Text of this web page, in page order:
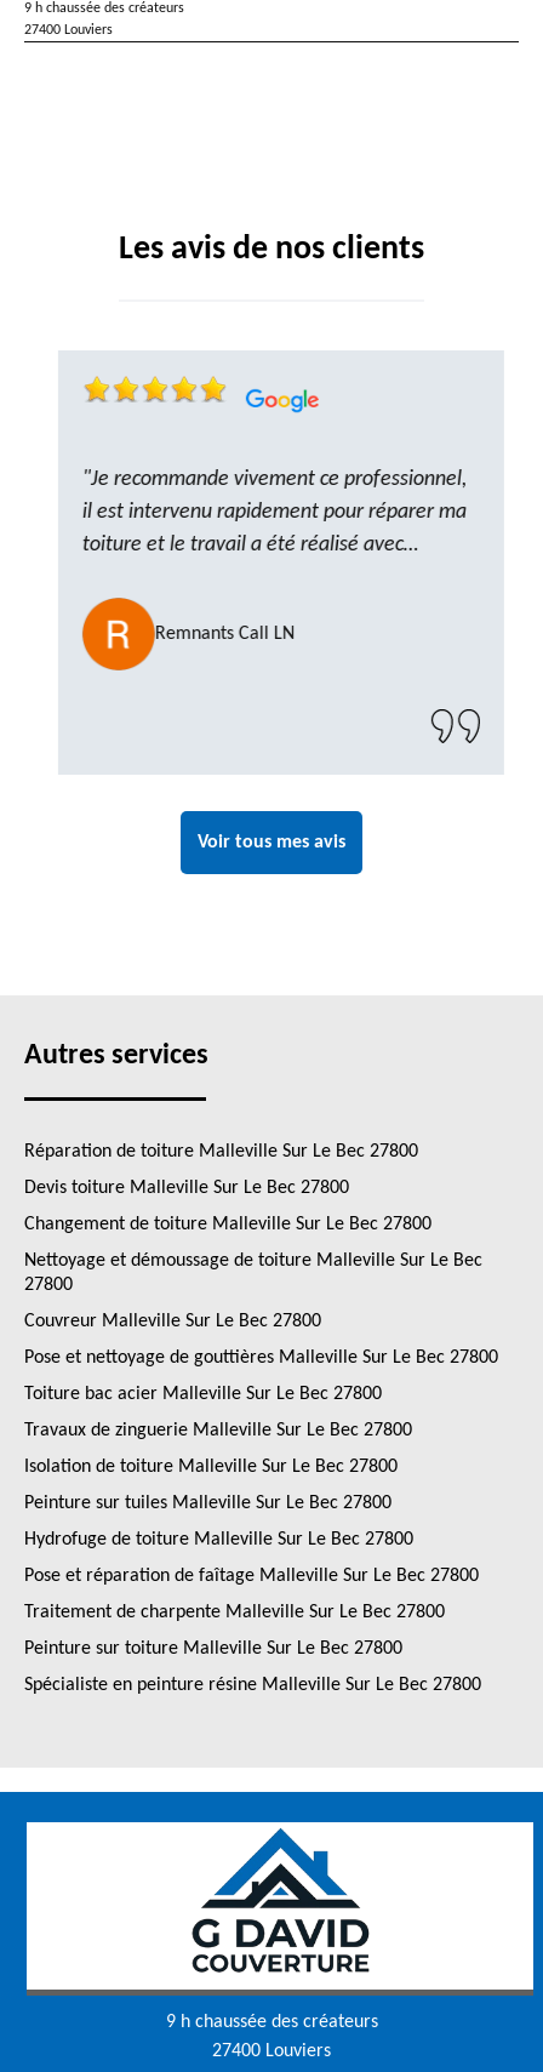
9 h chaussée des créateurs
27400 Louviers
Les avis de nos clients
"Je recommande vivement ce professionnel,
il est intervenu rapidement pour réparer ma
toiture et le travail a été réalisé avec
ponctuel et à l’écoute, le résultat est
impeccable et le chantier a été laissé propre.
Un artisan de confiance que je n’hésiterai pas
Remnants Call LN
Voir tous mes avis
Autres services
Réparation de toiture Malleville Sur Le Bec 27800
Devis toiture Malleville Sur Le Bec 27800
Changement de toiture Malleville Sur Le Bec 27800
Nettoyage et démoussage de toiture Malleville Sur Le Bec
27800
Couvreur Malleville Sur Le Bec 27800
Pose et nettoyage de gouttières Malleville Sur Le Bec 27800
Toiture bac acier Malleville Sur Le Bec 27800
Travaux de zinguerie Malleville Sur Le Bec 27800
Isolation de toiture Malleville Sur Le Bec 27800
Peinture sur tuiles Malleville Sur Le Bec 27800
Hydrofuge de toiture Malleville Sur Le Bec 27800
Pose et réparation de faîtage Malleville Sur Le Bec 27800
Traitement de charpente Malleville Sur Le Bec 27800
Peinture sur toiture Malleville Sur Le Bec 27800
Spécialiste en peinture résine Malleville Sur Le Bec 27800
9 h chaussée des créateurs
27400 Louviers